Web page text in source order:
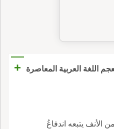
اللغة العربية المعاصرة +
الأنف يتبعه اندفاعُ